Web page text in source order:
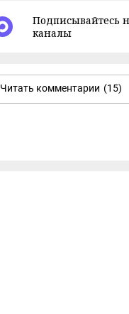
Подписывайтесь
каналы
Читать комментарии (15)